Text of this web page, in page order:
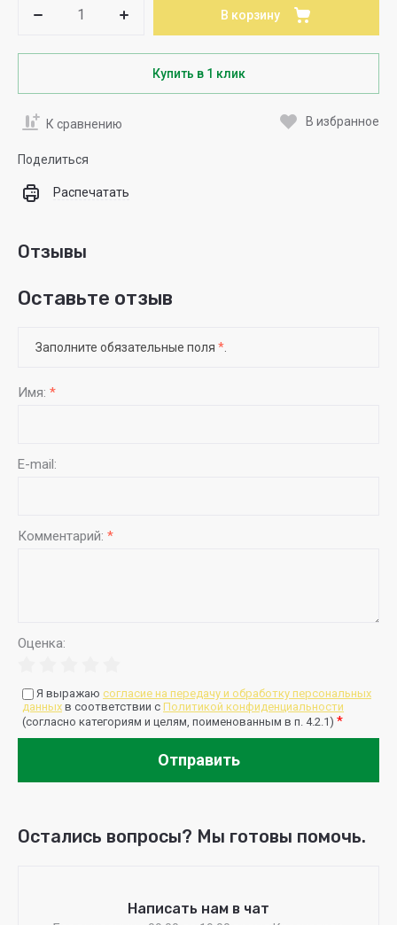
В корзину
Купить в 1 клик
К сравнению В избранное
Поделиться
Распечатать
Отзывы
Оставьте отзыв
Заполните обязательные поля *
Имя: *
E-mail:
Комментарий: *
Оценка:
Я выражаю согласие на передачу и обработку персональных
данных в соответствии с Политикой конфиденциальности
(согласно категориям и целям, поименованным в п. 4.2.1) *
Отправить
Остались вопросы? Мы готовы помочь.
Написать нам в чат